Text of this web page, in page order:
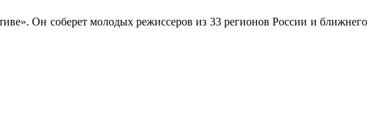
Он соберет молодых режиссеров из 33 регионов России и ближнего